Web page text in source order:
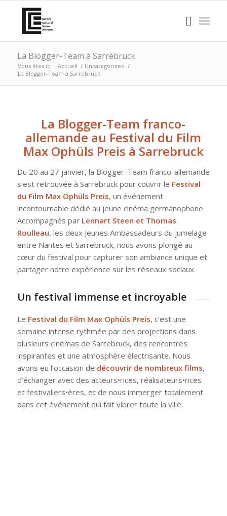
La Blogger-Team à Sarrebruck
Vous êtes ici : Accueil / Uncategorized /
La Blogger-Team à Sarrebruck
La Blogger-Team franco-
allemande au Festival du Film
Max Ophüls Preis à Sarrebruck
Du 20 au 27 janvier, la Blogger-Team franco-allemande
s’est retrouvée à Sarrebruck pour couvrir le Festival
du Film Max Ophüls Preis, un événement
incontournable dédié au jeune cinéma germanophone.
Accompagnés par Lennart Steen et Thomas
Roulleau, les deux Jeunes Ambassadeurs du jumelage
entre Nantes et Sarrebruck, nous avons plongé au
cœur du festival pour capturer son ambiance unique et
partager notre expérience sur les réseaux sociaux.
Un festival immense et incroyable
Le Festival du Film Max Ophüls Preis, c’est une
semaine intense rythmée par des projections dans
plusieurs cinémas de Sarrebruck, des rencontres
inspirantes et une atmosphère électrisante. Nous
avons eu l’occasion de découvrir de nombreux films,
d’échanger avec des acteurs•rices, réalisateurs•rices
et festivaliers•ères, et de nous immerger totalement
dans cet événement qui fait vibrer toute la ville.